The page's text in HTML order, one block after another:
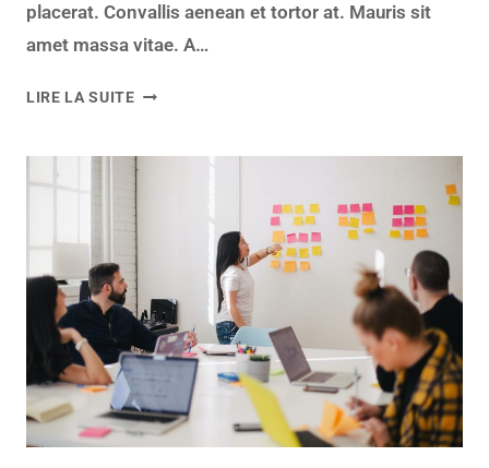
placerat. Convallis aenean et tortor at. Mauris sit
amet massa vitae. A…
LIRE LA SUITE